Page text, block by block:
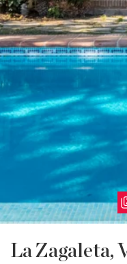
La Zagaleta,